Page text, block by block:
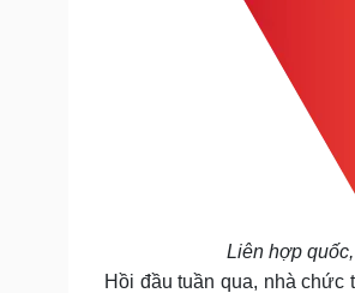
Liên hợp
Hồi đầu tuần qua, nhà